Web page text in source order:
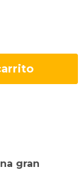
gran